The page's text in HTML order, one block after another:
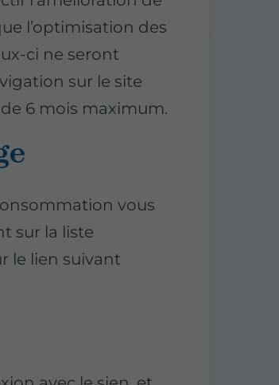
l’optimisation des
ci ne seront
sur le site
6 mois maximum.
vous
sur la liste
le lien suivant